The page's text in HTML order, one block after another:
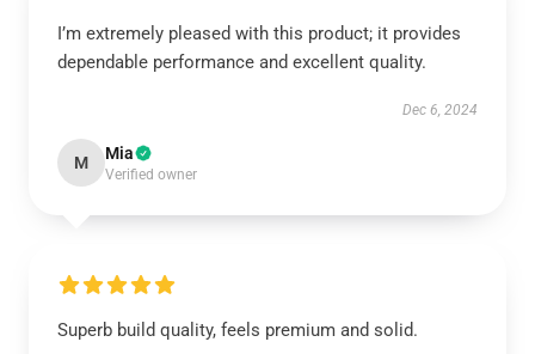
I’m extremely pleased with this product; it provides
dependable performance and excellent quality.
Dec 6, 2024
M Mia
Verified owner
Superb build quality, feels premium and solid.